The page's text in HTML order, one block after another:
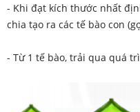
- Khi đạt kích thước nhất
chia tạo ra các tế bào con
- Từ 1 tế bào, trải qua quá